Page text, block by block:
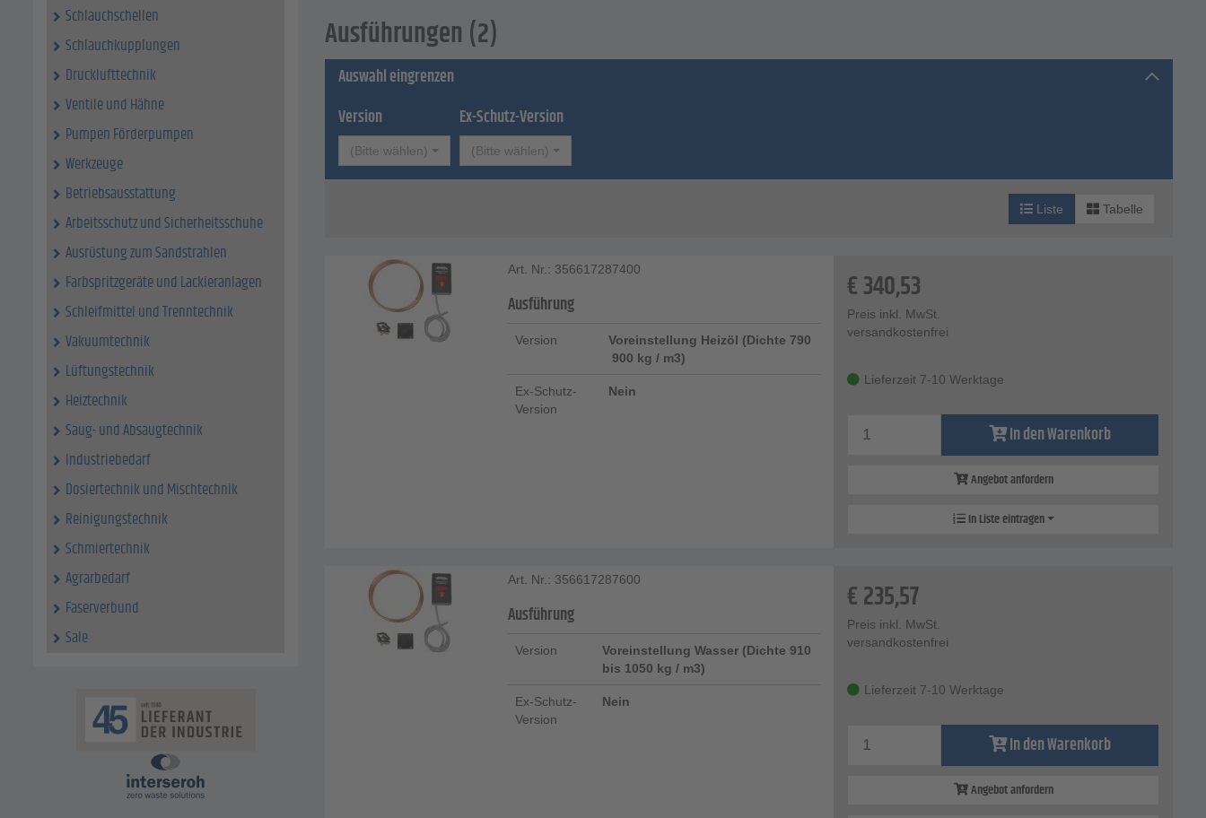
Schlauchschellen
Schlauchkupplungen
Drucklufttechnik
Ventile und Hähne
Pumpen Förderpumpen
Werkzeuge
Betriebsausstattung
Arbeitsschutz und Sicherheitsschuhe
Ausrüstung zum Sandstrahlen
Farbspritzgeräte und Lackieranlagen
Schleifmittel und Trenntechnik
Vakuumtechnik
Lüftungstechnik
Heiztechnik
Saug- und Absaugtechnik
Industriebedarf
Dosiertechnik und Mischtechnik
Reinigungstechnik
Schmiertechnik
Agrarbedarf
Faserverbund
Sale
Ausführungen (2)
Auswahl eingrenzen
Version
(Bitte wählen)
Ex-Schutz-Version
(Bitte wählen)
Liste Tabelle
Art. Nr.: 356617287400
Ausführung
Version
Voreinstellung Heizöl (Dichte 790
 900 kg / m3)
Ex-Schutz-
Version
Nein
€340,53
Preis inkl. MwSt.
versandkostenfrei
Lieferzeit 7-10 Werktage
In den Warenkorb
Angebot anfordern
In Liste eintragen
Art. Nr.: 356617287600
Ausführung
Version
Voreinstellung Wasser (Dichte 910
bis 1050 kg / m3)
Ex-Schutz-
Version
Nein
€235,57
Preis inkl. MwSt.
versandkostenfrei
Lieferzeit 7-10 Werktage
In den Warenkorb
Angebot anfordern